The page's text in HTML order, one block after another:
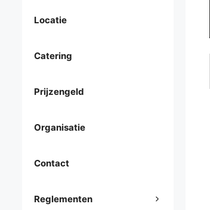
Locatie
Catering
Prijzengeld
Organisatie
Contact
Reglementen